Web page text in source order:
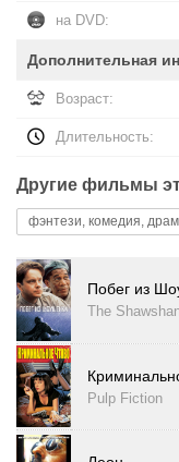
на DVD:
Дополнительная
Возраст:
Длительность:
Другие фильмы
фэнтези, комедия,
Побег из
The
Pulp Fiction